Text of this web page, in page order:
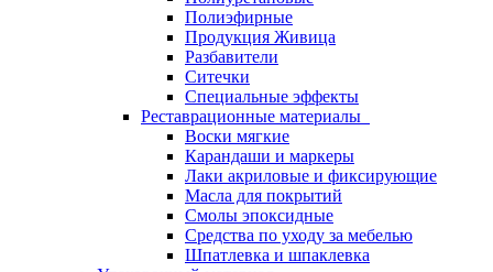
Полиэфирные
Продукция Живица
Разбавители
Ситечки
Специальные эффекты
Реставрационные материалы
Воски мягкие
Карандаши и маркеры
Лаки акриловые и фиксирующие
Масла для покрытий
Смолы эпоксидные
Средства по уходу за мебелью
Шпатлевка и шпаклевка